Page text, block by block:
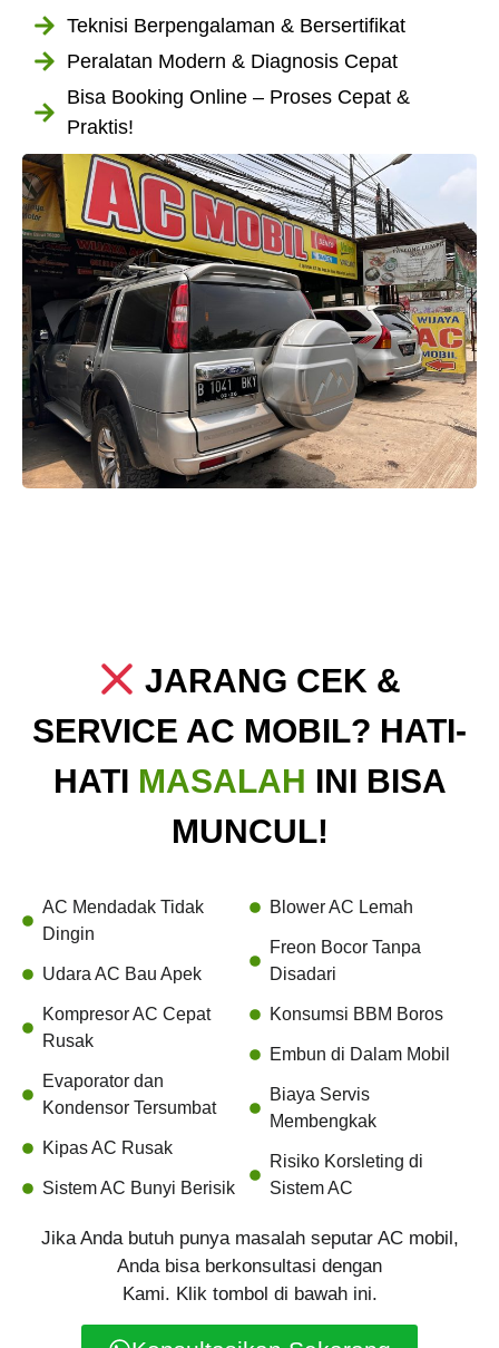
Teknisi Berpengalaman & Bersertifikat
Peralatan Modern & Diagnosis Cepat
Bisa Booking Online – Proses Cepat &
Praktis!
JARANG CEK &
SERVICE AC MOBIL? HATI-
HATI MASALAH INI BISA
MUNCUL!
AC Mendadak Tidak
Dingin
Udara AC Bau Apek
Kompresor AC Cepat
Rusak
Evaporator dan
Kondensor Tersumbat
Kipas AC Rusak
Sistem AC Bunyi Berisik
Blower AC Lemah
Freon Bocor Tanpa
Disadari
Konsumsi BBM Boros
Embun di Dalam Mobil
Biaya Servis
Membengkak
Risiko Korsleting di
Sistem AC
Jika Anda butuh punya masalah seputar AC mobil,
Anda bisa berkonsultasi dengan
Kami. Klik tombol di bawah ini.